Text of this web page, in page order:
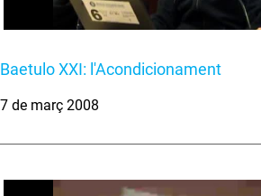
Baetulo XXI: l'Acondicionament
7 de març 2008